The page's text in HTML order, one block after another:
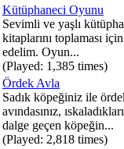
Kütüphaneci Oyunu
Sevimli ve yaşlı
kitaplarını toplaması
edelim. Oyun...
(Played: 1,385 times)
Ördek Avla
Sadık köpeğiniz ile
avındasınız,
dalge geçen köpeğin...
(Played: 2,818 times)